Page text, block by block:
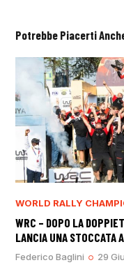
Potrebbe Piacerti
WORLD RALLY
WRC – DOPO LA
LANCIA UNA STOCCATA
Federico Baglini 29